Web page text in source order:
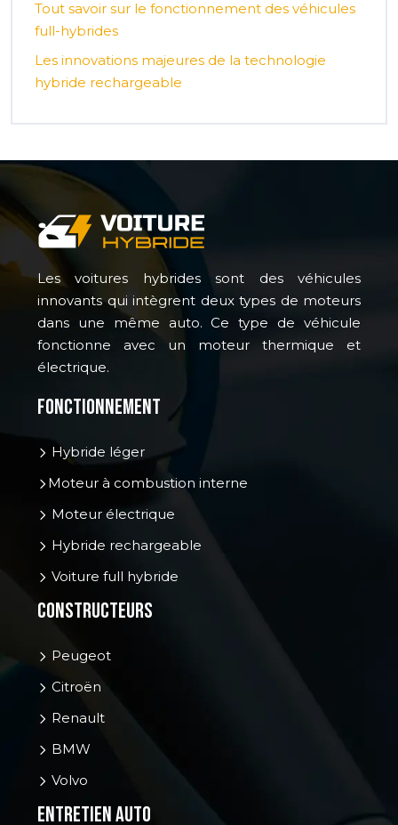
Tout savoir sur le fonctionnement des véhicules
full-hybrides
Les innovations majeures de la technologie
hybride rechargeable
Les voitures hybrides sont des véhicules
innovants qui intègrent deux types de moteurs
dans une même auto. Ce type de véhicule
fonctionne avec un moteur thermique et
électrique.
Fonctionnement
Hybride léger
Moteur à combustion interne
Moteur électrique
Hybride rechargeable
Voiture full hybride
Constructeurs
Peugeot
Citroën
Renault
BMW
Volvo
Entretien auto